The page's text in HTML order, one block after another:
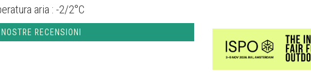
aria : -2/2°C
RECENSIONI